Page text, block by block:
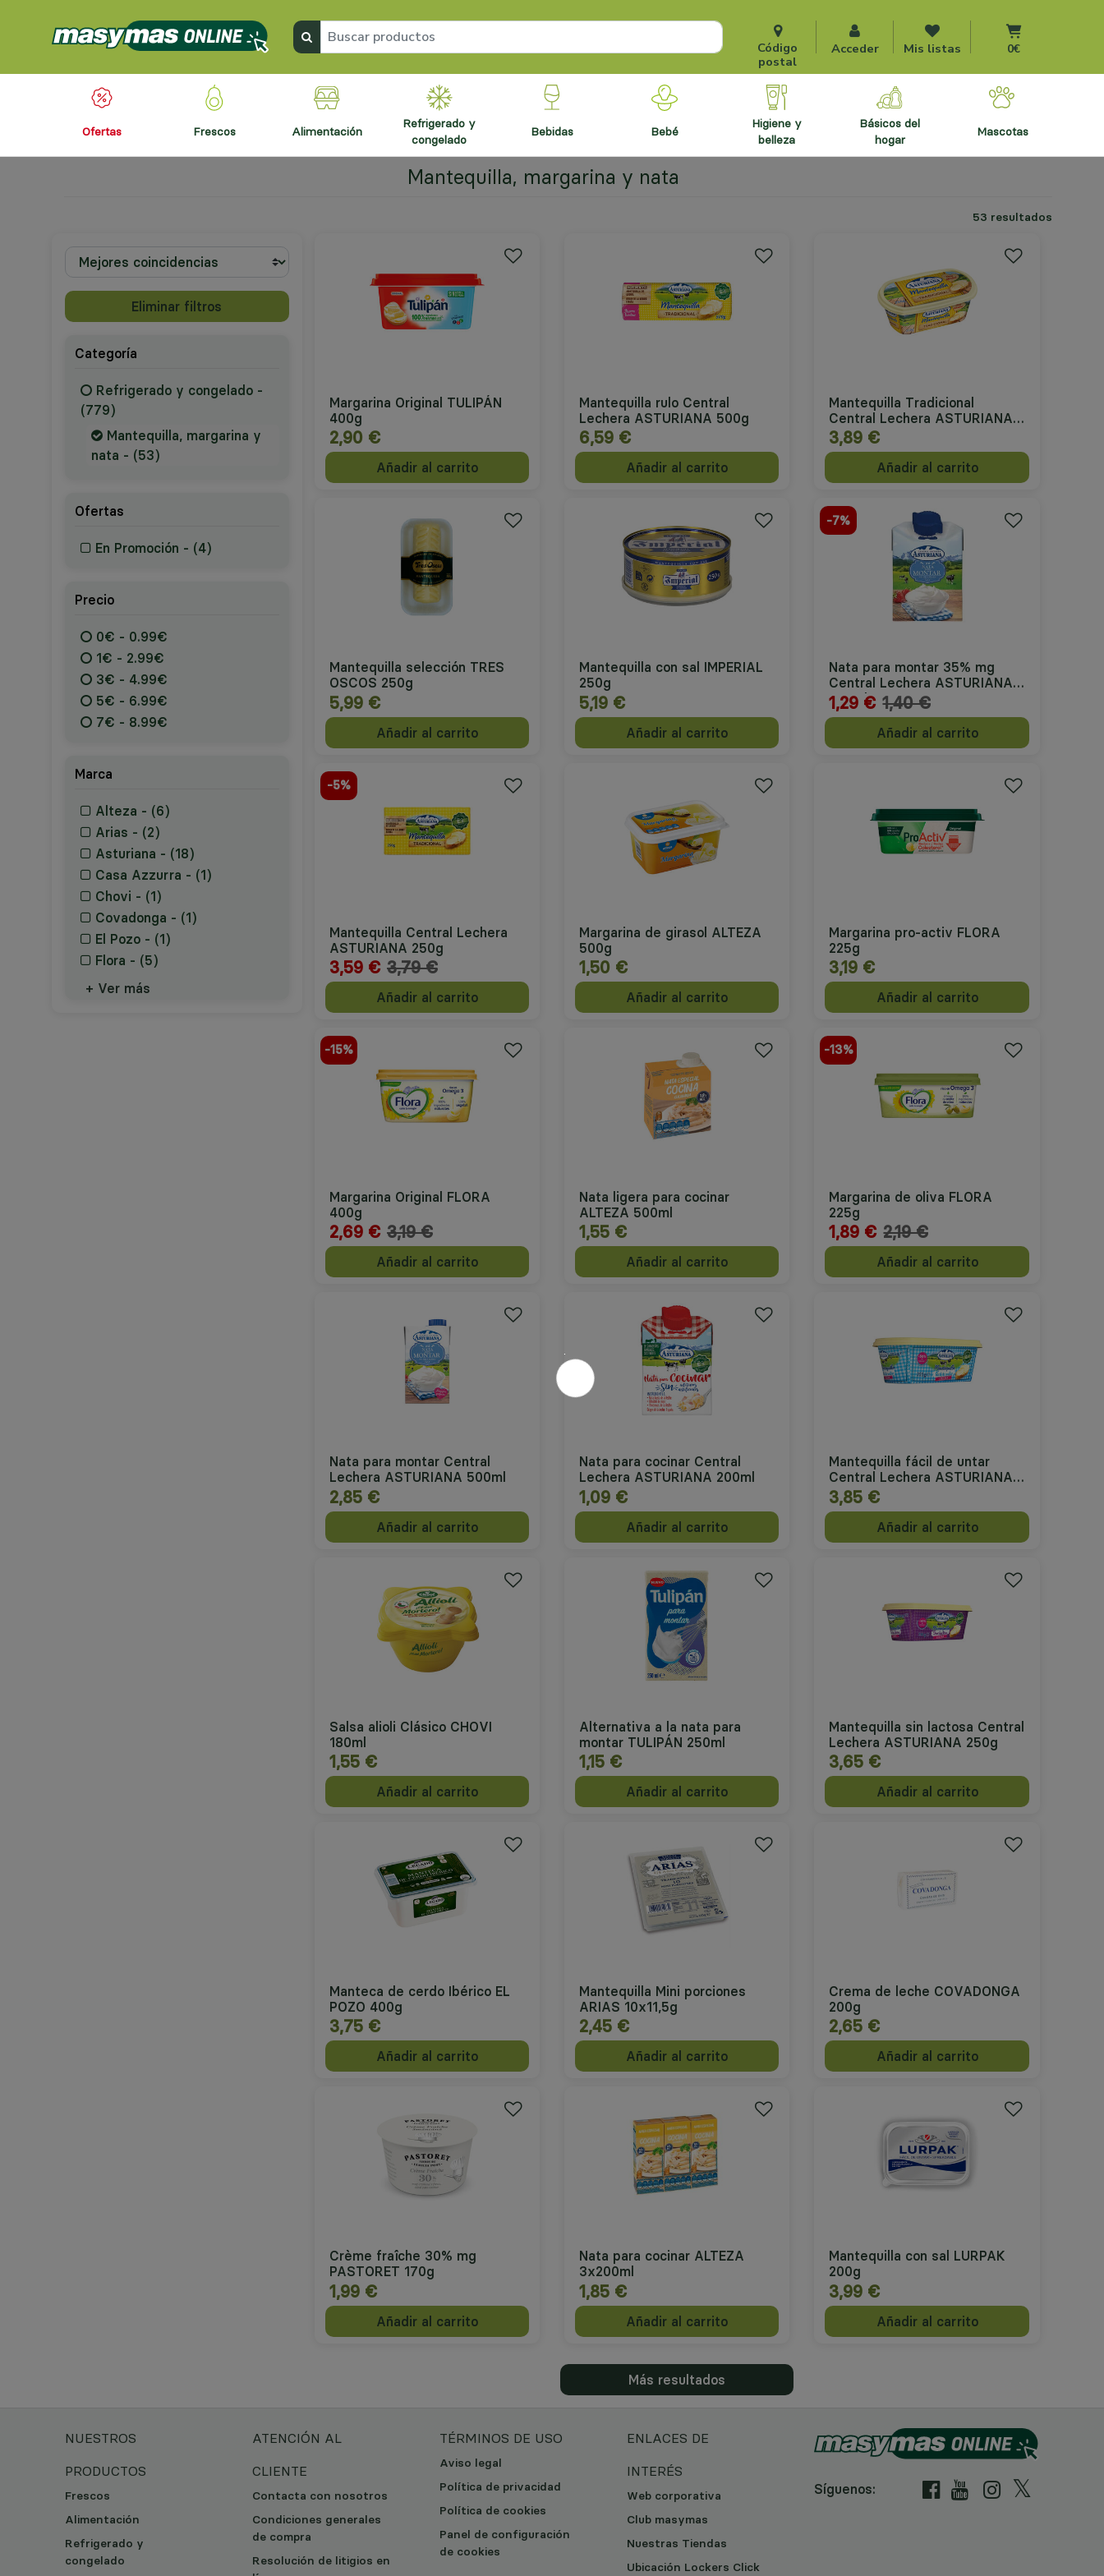
Código
postal
Acceder Mis listasIr al carrito
0€
ofertas frescos alimentación
refrigerado y
congelado
bebidas bebé
higiene y
belleza
básicos del
hogar
mascotas
Mantequilla, margarina y nata
53 resultados
Eliminar filtros
Categoría
Refrigerado y congelado -
(779)Refinar por Categoría: REFRIGERADO Y CONGELADO
Mantequilla, margarina y
nata - (53)
seleccionado Refinado por Categoría: Mantequilla, margarina y nata
Ofertas
En Promoción - (4)
Precio
0€ - 0.99€
Refinar por Precio: 0€ - 0.99€
1€ - 2.99€
Refinar por Precio: 1€ - 2.99€
3€ - 4.99€
Refinar por Precio: 3€ - 4.99€
5€ - 6.99€
Refinar por Precio: 5€ - 6.99€
7€ - 8.99€
Marca
Alteza - (6)
Refinar por Marca: ALTEZA
Arias - (2)
Refinar por Marca: ARIAS
Asturiana - (18)
Refinar por Marca: ASTURIANA
Casa Azzurra - (1)
Refinar por Marca: CASA AZZURRA
Chovi - (1)
Refinar por Marca: CHOVI
Covadonga - (1)
Refinar por Marca: COVADONGA
El Pozo - (1)
Refinar por Marca: EL POZO
Flora - (5)
Refinar por Marca: FLORA
+ Ver más
Margarina Original TULIPÁN
400g
2,90 €
Añadir al carrito
Mantequilla rulo Central
Lechera ASTURIANA 500g
6,59 €
Añadir al carrito
Mantequilla Tradicional
Central Lechera ASTURIANA
250g
3,89 €
Añadir al carrito
Mantequilla selección TRES
OSCOS 250g
5,99 €
Añadir al carrito
Mantequilla con sal IMPERIAL
250g
5,19 €
Añadir al carrito
-7%
Nata para montar 35% mg
Central Lechera ASTURIANA
200ml
1,29 € Precio reducido desde
1,40 €
a
Añadir al carrito
-5%
Mantequilla Central Lechera
ASTURIANA 250g
3,59 € Precio reducido desde
3,79 €
a
Añadir al carrito
Margarina de girasol ALTEZA
500g
1,50 €
Añadir al carrito
Margarina pro-activ FLORA
225g
3,19 €
Añadir al carrito
-15%
Margarina Original FLORA
400g
2,69 € Precio reducido desde
3,19 €
a
Añadir al carrito
Nata ligera para cocinar
ALTEZA 500ml
1,55 €
Añadir al carrito
-13%
Margarina de oliva FLORA
225g
1,89 € Precio reducido desde
2,19 €
a
Añadir al carrito
Nata para montar Central
Lechera ASTURIANA 500ml
2,85 €
Añadir al carrito
Nata para cocinar Central
Lechera ASTURIANA 200ml
1,09 €
Añadir al carrito
Mantequilla fácil de untar
Central Lechera ASTURIANA
250g
3,85 €
Añadir al carrito
Salsa alioli Clásico CHOVI
180ml
1,55 €
Añadir al carrito
Alternativa a la nata para
montar TULIPÁN 250ml
1,15 €
Añadir al carrito
Mantequilla sin lactosa Central
Lechera ASTURIANA 250g
3,65 €
Añadir al carrito
Manteca de cerdo Ibérico EL
POZO 400g
3,75 €
Añadir al carrito
Mantequilla Mini porciones
ARIAS 10x11,5g
2,45 €
Añadir al carrito
Crema de leche COVADONGA
200g
2,65 €
Añadir al carrito
Crème fraîche 30% mg
PASTORET 170g
1,99 €
Añadir al carrito
Nata para cocinar ALTEZA
3x200ml
1,85 €
Añadir al carrito
Mantequilla con sal LURPAK
200g
3,99 €
Añadir al carrito
Más resultados
NUESTROS
PRODUCTOS
Frescos
Alimentación
Refrigerado y
congelado
ATENCIÓN AL
CLIENTE
Contacta con nosotros
Condiciones generales
de compra
Resolución de litigios en
TÉRMINOS DE USO
Aviso legal
Política de privacidad
Política de cookies
Panel de configuración
de cookies
ENLACES DE
INTERÉS
Web corporativa
Club masymas
Nuestras Tiendas
Ubicación Lockers Click
Síguenos: